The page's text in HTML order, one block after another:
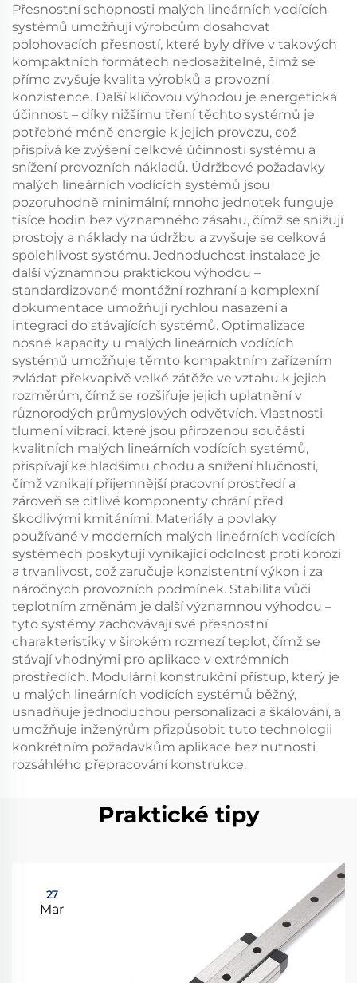
Přesnostní schopnosti malých lineárních vodících
systémů umožňují výrobcům dosahovat
polohovacích přesností, které byly dříve v takových
kompaktních formátech nedosažitelné, čímž se
přímo zvyšuje kvalita výrobků a provozní
konzistence. Další klíčovou výhodou je energetická
účinnost – díky nižšímu tření těchto systémů je
potřebné méně energie k jejich provozu, což
přispívá ke zvýšení celkové účinnosti systému a
snížení provozních nákladů. Údržbové požadavky
malých lineárních vodících systémů jsou
pozoruhodně minimální; mnoho jednotek funguje
tisíce hodin bez významného zásahu, čímž se snižují
prostojy a náklady na údržbu a zvyšuje se celková
spolehlivost systému. Jednoduchost instalace je
další významnou praktickou výhodou –
standardizované montážní rozhraní a komplexní
dokumentace umožňují rychlou nasazení a
integraci do stávajících systémů. Optimalizace
nosné kapacity u malých lineárních vodících
systémů umožňuje těmto kompaktním zařízením
zvládat překvapivě velké zátěže ve vztahu k jejich
rozměrům, čímž se rozšiřuje jejich uplatnění v
různorodých průmyslových odvětvích. Vlastnosti
tlumení vibrací, které jsou přirozenou součástí
kvalitních malých lineárních vodících systémů,
přispívají ke hladšímu chodu a snížení hlučnosti,
čímž vznikají příjemnější pracovní prostředí a
zároveň se citlivé komponenty chrání před
škodlivými kmitáními. Materiály a povlaky
používané v moderních malých lineárních vodících
systémech poskytují vynikající odolnost proti korozi
a trvanlivost, což zaručuje konzistentní výkon i za
náročných provozních podmínek. Stabilita vůči
teplotním změnám je další významnou výhodou –
tyto systémy zachovávají své přesnostní
charakteristiky v širokém rozmezí teplot, čímž se
stávají vhodnými pro aplikace v extrémních
prostředích. Modulární konstrukční přístup, který je
u malých lineárních vodících systémů běžný,
usnadňuje jednoduchou personalizaci a škálování, a
umožňuje inženýrům přizpůsobit tuto technologii
konkrétním požadavkům aplikace bez nutnosti
rozsáhlého přepracování konstrukce.
Praktické tipy
27
Mar